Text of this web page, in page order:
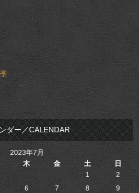
ダー／CALENDAR
2023年7月
木 金 土
日
1
2
6 7 8
9